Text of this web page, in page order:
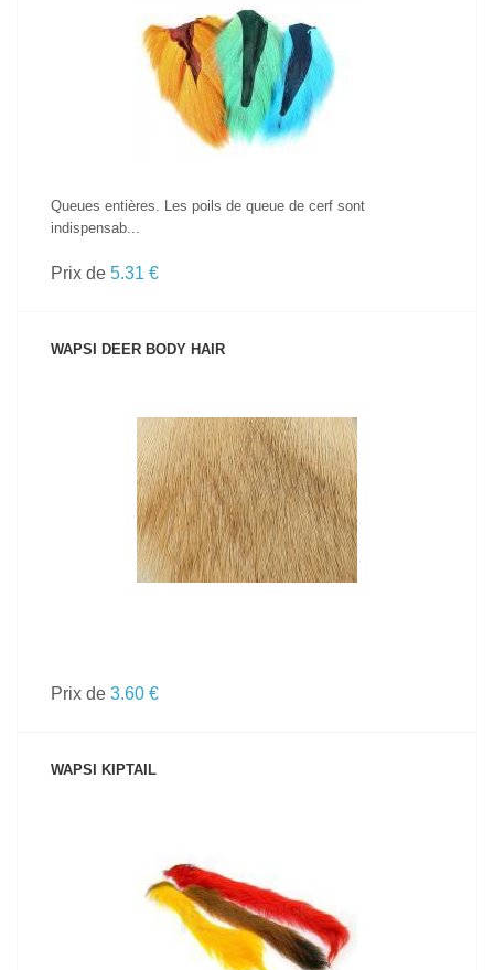
VOIR LE PRODUIT
Queues entières. Les poils de queue de cerf sont
indispensab...
Prix de 5.31 €
WAPSI DEER BODY HAIR
VOIR LE PRODUIT
Prix de 3.60 €
WAPSI KIPTAIL
VOIR LE PRODUIT